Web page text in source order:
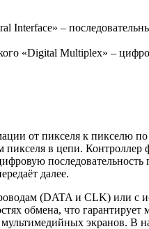
Interface» –
«Digital Multiplex» –
от пикселя к пикселю
пикселя в цепи.
далее.
(DATA и CLK) или с
обмена, что
экранов. В